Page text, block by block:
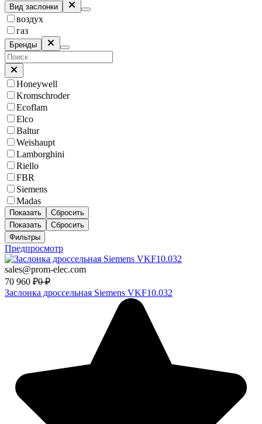
Вид заслонки
воздух
газ
Бренды
Honeywell
Kromschroder
Ecoflam
Elco
Baltur
Weishaupt
Lamborghini
Riello
FBR
Siemens
Madas
Показать
Сбросить
Показать
Сбросить
Фильтры
Предпросмотр
sales@prom-elec.com
70 960 ₽0 ₽
Заслонка дроссельная Siemens VKF10.032